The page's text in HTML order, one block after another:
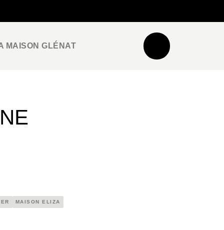
MAISON GLÉNAT
MAISON ELIZA